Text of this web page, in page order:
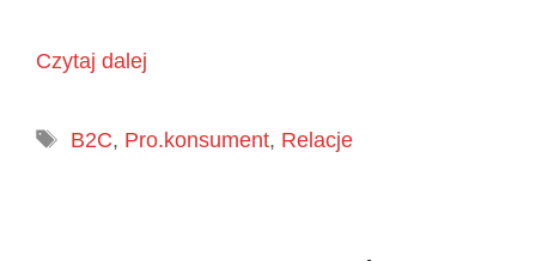
Czytaj dalej
Tagi
B2C, Pro.konsument, Relacje